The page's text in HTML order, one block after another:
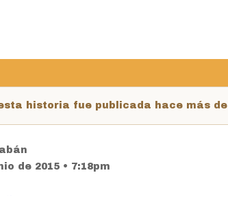
historia fue publicada hace más de
de 2015 • 7:18pm